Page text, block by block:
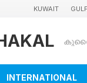
KUWAIT GULF
INTERNATIONAL